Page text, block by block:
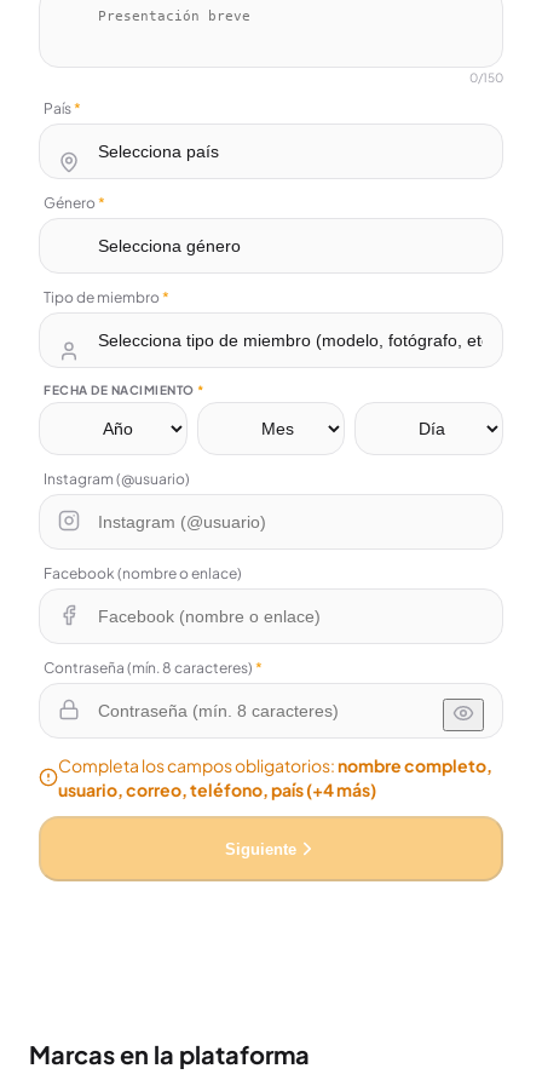
0/150
País*
Género *
Tipo de miembro *
FECHA DE NACIMIENTO *
Instagram (@usuario)
Facebook (nombre o enlace)
Contraseña (mín. 8 caracteres) *
Completa los campos obligatorios:nombre completo,
usuario, correo, teléfono, país(+4 más)
Siguiente
Marcas en la plataforma